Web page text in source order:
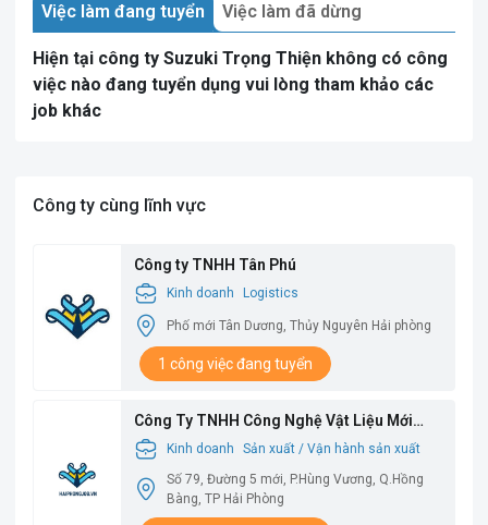
Việc làm đang tuyển Việc làm đã dừng
Hiện tại công ty Suzuki Trọng Thiện không có công
việc nào đang tuyển dụng vui lòng tham khảo các
job khác
Công ty cùng lĩnh vực
Công ty TNHH Tân Phú
Kinh doanh Logistics
Phố mới Tân Dương, Thủy Nguyên Hải phòng
1 công việc đang tuyển
Công Ty TNHH Công Nghệ Vật Liệu Mới
Babysbreath
Kinh doanh
Sản xuất / Vận hành sản xuất
Số 79, Đường 5 mới, P.Hùng Vương, Q.Hồng
Bàng, TP Hải Phòng